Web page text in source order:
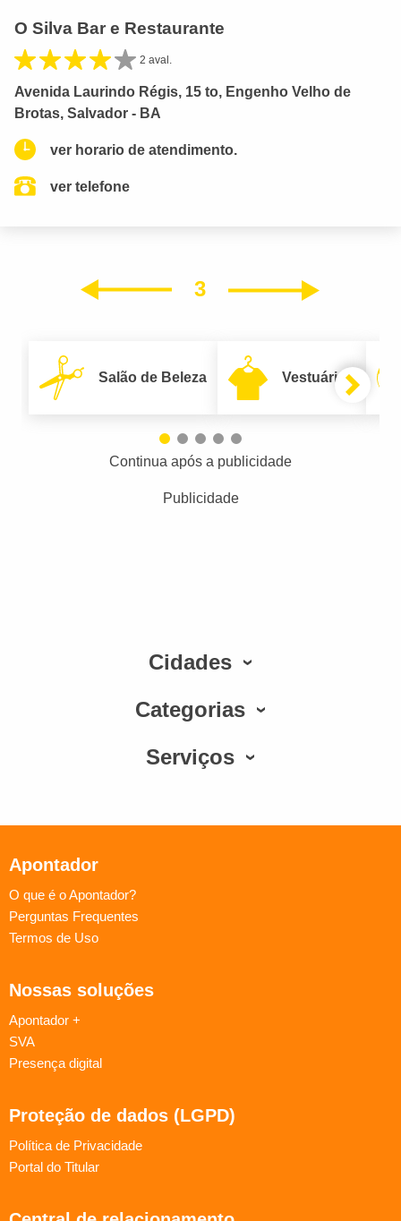
O Silva Bar e Restaurante
2 aval.
Avenida Laurindo Régis, 15 to, Engenho Velho de
Brotas, Salvador - BA
ver horario de atendimento.
ver telefone
3
Salão de Beleza Vestuário
Continua após a publicidade
Publicidade
Cidades
Categorias
Serviços
Apontador
O que é o Apontador?
Perguntas Frequentes
Termos de Uso
Nossas soluções
Apontador +
SVA
Presença digital
Proteção de dados (LGPD)
Política de Privacidade
Portal do Titular